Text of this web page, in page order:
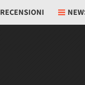
RECENSIONI